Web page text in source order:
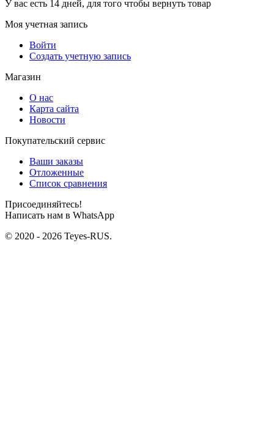
У вас есть 14 дней, для того чтобы вернуть товар
Моя учетная запись
Войти
Создать учетную запись
Магазин
О нас
Карта сайта
Новости
Покупательский сервис
Ваши заказы
Отложенные
Список сравнения
Присоединяйтесь!
Написать нам в WhatsApp
© 2020 - 2026 Teyes-RUS.